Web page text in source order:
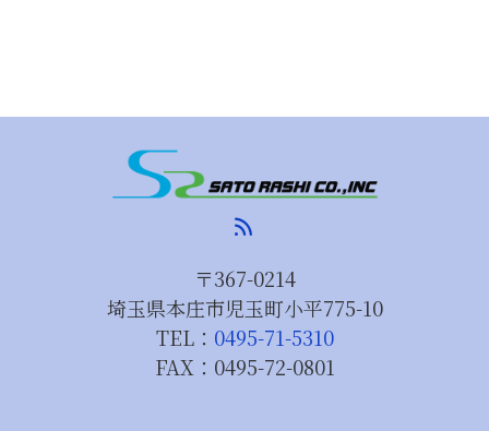
rss_feed
〒367-0214
埼玉県本庄市児玉町小平775-10
TEL： 0495-71-5310
FAX： 0495-72-0801